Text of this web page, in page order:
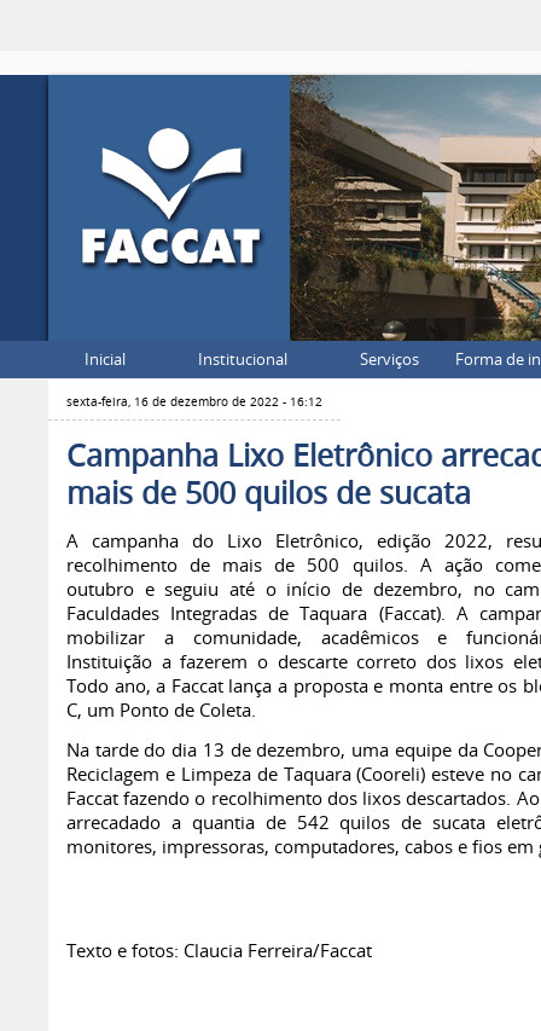
Inicial Institucional Serviços Forma de
sexta-feira, 16 de dezembro de 2022 - 16:12
Campanha Lixo Eletrônico
mais de 500 quilos de sucata
A campanha do Lixo Eletrônico, edição 2022,
recolhimento de mais de 500 quilos. A ação
outubro e seguiu até o início de dezembro, no
Faculdades Integradas de Taquara (Faccat). A
mobilizar a comunidade, acadêmicos e
Instituição a fazerem o descarte correto dos lixos
Todo ano, a Faccat lança a proposta e monta entre os
C, um Ponto de Coleta.
Na tarde do dia 13 de dezembro, uma equipe da
Reciclagem e Limpeza de Taquara (Cooreli) esteve no
Faccat fazendo o recolhimento dos lixos descartados.
arrecadado a quantia de 542 quilos de sucata
monitores, impressoras, computadores, cabos e fios em
Texto e fotos: Claucia Ferreira/Faccat